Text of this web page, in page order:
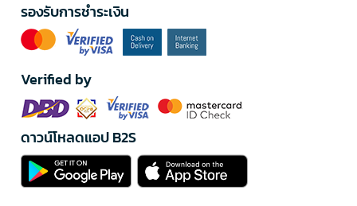
รองรับการชำระเงิน
Verified by
ดาวน์โหลดแอป B2S